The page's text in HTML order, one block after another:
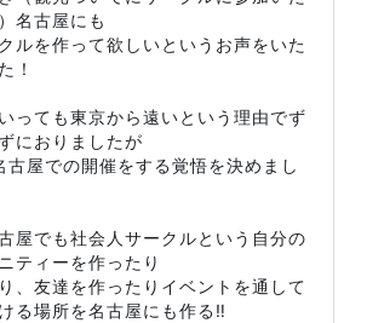
名古屋にも
ルを作って欲しいというお声をいた
！
っても東京から遠いという理由でず
におりましたが
古屋での開催をする覚悟を決めまし
屋でも社会人サークルという自分の
ティーを作ったり
、友達を作ったりイベントを通して
る場所を名古屋にも作る‼️